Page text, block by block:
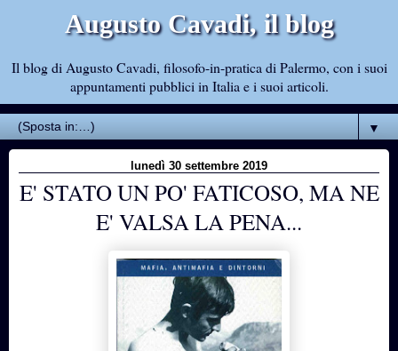
Augusto Cavadi, il blog
Il blog di Augusto Cavadi, filosofo-in-pratica di Palermo, con i suoi
appuntamenti pubblici in Italia e i suoi articoli.
▼
lunedì 30 settembre 2019
E' STATO UN PO' FATICOSO, MA NE
E' VALSA LA PENA...